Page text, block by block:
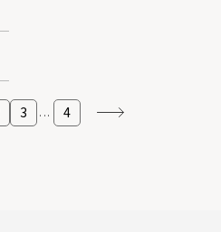
3 ... 4